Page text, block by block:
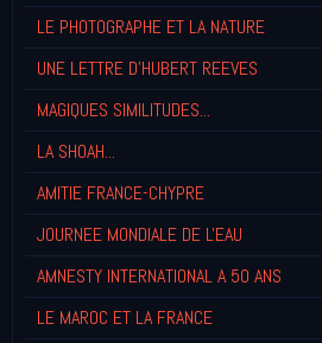
LE PHOTOGRAPHE ET LA NATURE
UNE LETTRE D'HUBERT REEVES
MAGIQUES SIMILITUDES...
LA SHOAH...
AMITIE FRANCE-CHYPRE
JOURNEE MONDIALE DE L'EAU
AMNESTY INTERNATIONAL A 50 ANS
LE MAROC ET LA FRANCE